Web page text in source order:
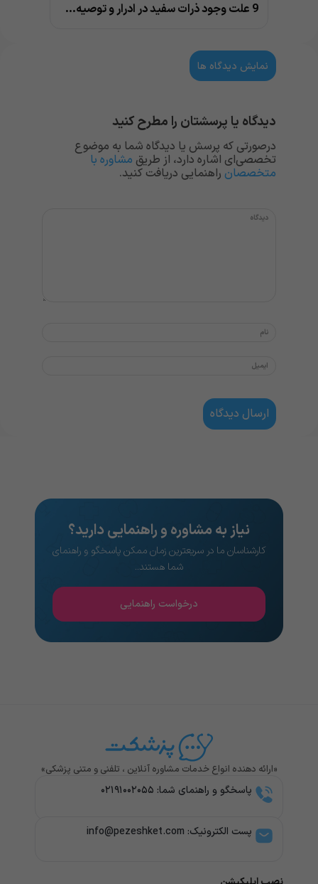
9 علت وجود ذرات سفید در ادرار و توصیه‌های مهم
نمایش دیدگاه ها
دیدگاه یا پرسشتان را مطرح کنید
درصورتی که پرسش یا دیدگاه شما به موضوع
تخصصی‌ای اشاره دارد، از طریق مشاوره با
متخصصان راهنمایی دریافت کنید.
نیاز به مشاوره و راهنمایی دارید؟
کارشناسان ما در سریعترین زمان ممکن پاسخگو و راهنمای
شما هستند..
درخواست راهنمایی
«ارائه دهنده انواع خدمات مشاوره آنلاین ، تلفنی و متنی پزشکی»
پاسخگو و راهنمای شما: ۰۲۱۹۱۰۰۲۰۵۵
پست الکترونیک: info@pezeshket.com​